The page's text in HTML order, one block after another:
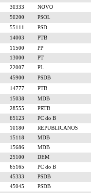
30333
NOVO
50200
PSOL
55111
PSD
14003
PTB
11500
PP
13000
PT
22007
PL
45900
PSDB
14777
PTB
15038
MDB
28555
PRTB
65123
PC do B
10180
REPUBLICANOS
15118
MDB
15686
MDB
25100
DEM
65165
PC do B
45333
PSDB
45045
PSDB